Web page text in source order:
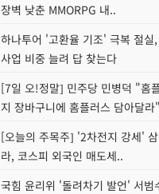
장벽 낮춘 MMORPG 내..
하나투어 '고환율 기조' 극복 절
사업 비중 늘려 답 찾는다
[7일 오!정말] 민주당 민병덕 "홈
지 장바구니에 홈플러스 담아달라"
[오늘의 주목주] '2차전지 강세'
라, 코스피 외국인 매도세..
국힘 윤리위 '돌려차기 발언' 서범